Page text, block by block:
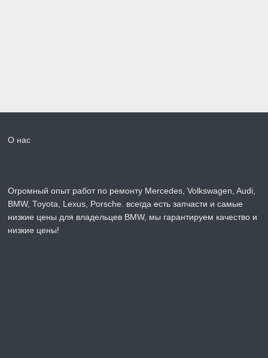
О нас
Огромный опыт работ по ремонту Mercedes, Volkswagen, Audi,
BMW, Toyota, Lexus, Porsche. всегда есть запчасти и самые
низкие цены для владельцев BMW, мы гарантируем качество и
низкие цены!